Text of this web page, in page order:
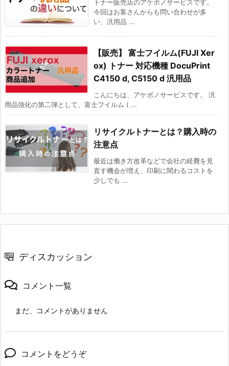
トナー販売店のアケボノサービスです。
今回はお客さんからも問い合わせが多
い、汎用品 ...
【販売】 富士フイルム(FUJI Xer
ox) トナー 対応機種 DocuPrint
C4150 d, C5150 d 汎用品
こんにちは、アケボノサービスです。 汎
用品強化の第二弾として、富士フイルム ( ...
リサイクルトナーとは？購入時の
注意点
最近は働き方改革などで会社の経費を見
直す機会が増え、印刷に関わるコストを
少しでも ...
ディスカッション
コメント一覧
まだ、コメントがありません
コメントをどうぞ